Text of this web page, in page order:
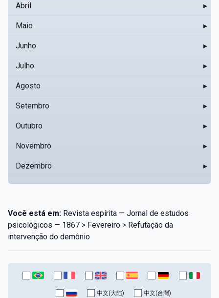
Abril ▸
Maio ▸
Junho ▸
Julho ▸
Agosto ▸
Setembro ▸
Outubro ▸
Novembro ▸
Dezembro ▸
Você está em: Revista espírita — Jornal de estudos
psicológicos — 1867 > Fevereiro > Refutação da
intervenção do demônio
中文(大陆) 中文(台灣)